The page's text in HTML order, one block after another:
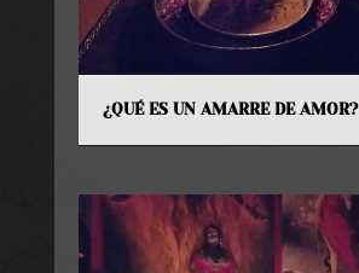
¿QUÉ ES UN AMARRE DE AMOR?